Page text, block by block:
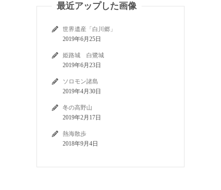
最近アップした画像
世界遺産「白川郷」
2019年6月25日
姫路城 白鷺城
2019年6月23日
ソロモン諸島
2019年4月30日
冬の高野山
2019年2月17日
熱海散歩
2018年9月4日